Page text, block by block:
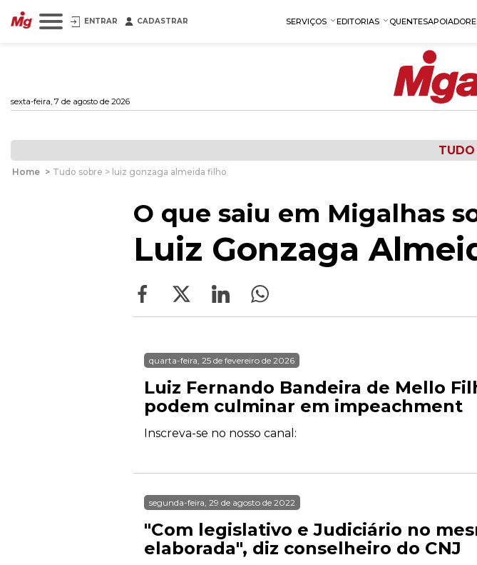
ENTRAR CADASTRAR SERVIÇOS EDITORIAS QUENTES
sexta-feira, 7 de agosto de 2026
TUDO
Home > Tudo sobre > luiz gonzaga almeida filho
O que saiu em Migalhas
Luiz Gonzaga
quarta-feira, 25 de fevereiro de 2026
Luiz Fernando Bandeira de Mello
podem culminar em impeachment
Inscreva-se no nosso canal:
segunda-feira, 29 de agosto de 2022
"Com legislativo e Judiciário no
elaborada", diz conselheiro do CNJ